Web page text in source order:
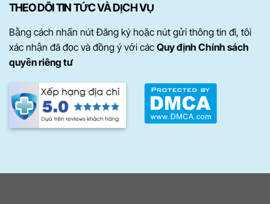
THEO DÕI TIN TỨC VÀ DỊCH VỤ
Bằng cách nhấn nút Đăng ký hoặc nút gửi thông tin đi, tôi
xác nhận đã đọc và đồng ý với các Quy định Chính sách
quyền riêng tư